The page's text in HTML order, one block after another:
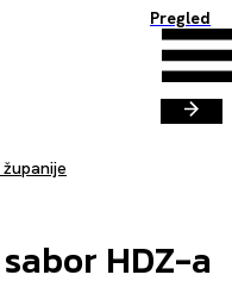
Pregled
HDZ-a